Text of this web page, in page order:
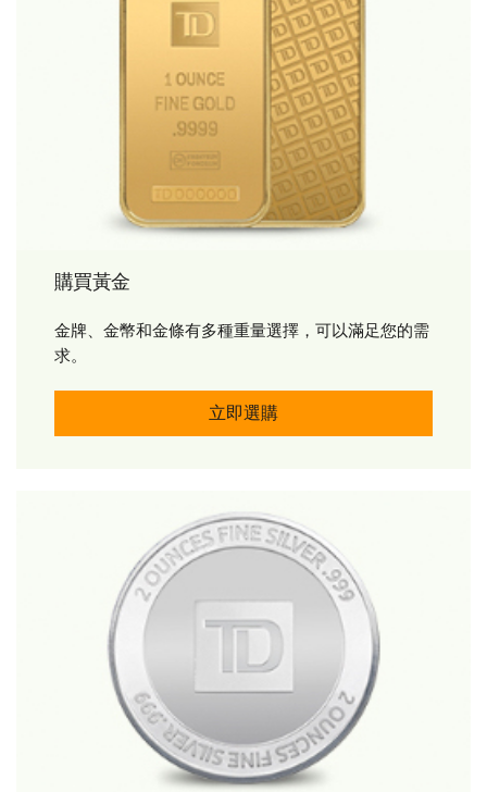
購買黃金
金牌、金幣和金條有多種重量選擇，可以滿足您的需
求。
購買黃金 立即購買
立即選購